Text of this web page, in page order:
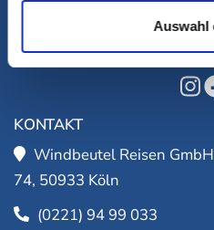
Auswahl
Windbeutel Reisen
MITSEGELN -
KONTAKT
Windbeutel Reisen
74, 50933 Köln
(0221) 94 99 033